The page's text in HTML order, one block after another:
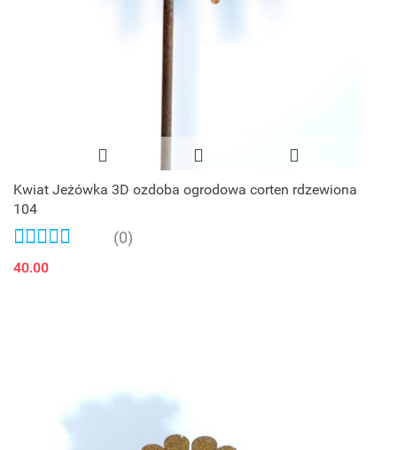
Kwiat Jeżówka 3D ozdoba ogrodowa corten rdzewiona
104
(0)
40.00